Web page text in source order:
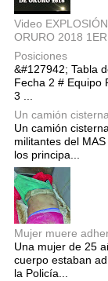
Video
ORURO 2018
Posiciones
&#127942; Tabla
Fecha 2 # Equipo
3 ...
Un camión
Un camión
militantes del
los principa...
Mujer muere
Una mujer de 25
cuerpo estaban
la Policía...